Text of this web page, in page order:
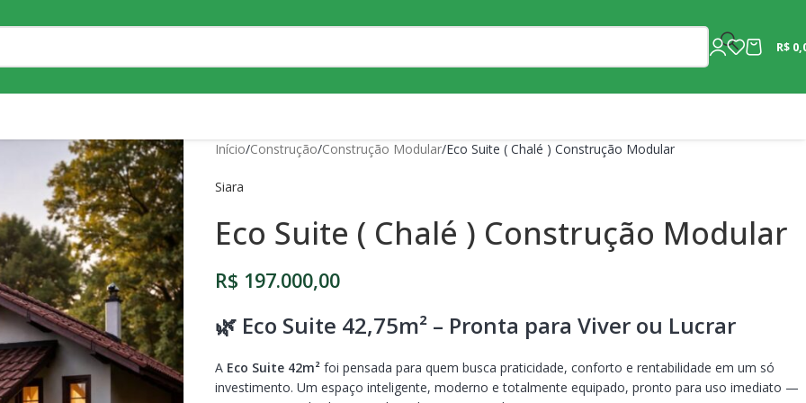
R$
Início Construção Construção Modular Eco Suite ( Chalé ) Construção Modular
Siara
Eco Suite ( Chalé ) Construção Modular
R$ 197.000,00
🌿 Eco Suite 42,75m² – Pronta para Viver ou Lucrar
A Eco Suite 42m² foi pensada para quem busca praticidade, conforto e rentabilidade em um só
investimento. Um espaço inteligente, moderno e totalmente equipado, pronto para uso imediato —